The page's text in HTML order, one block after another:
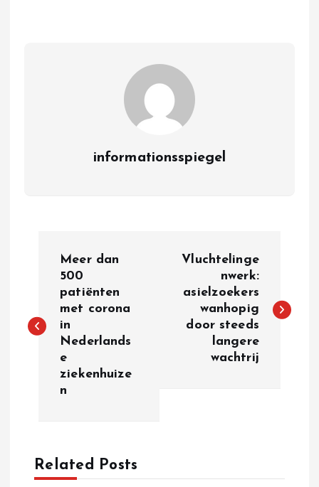
informationsspiegel
s
v
Meer dan
500
patiënten
met corona
in
Nederlands
e
ziekenhuize
n
Vluchtelinge
nwerk:
asielzoekers
wanhopig
door steeds
langere
wachtrij
Related Posts